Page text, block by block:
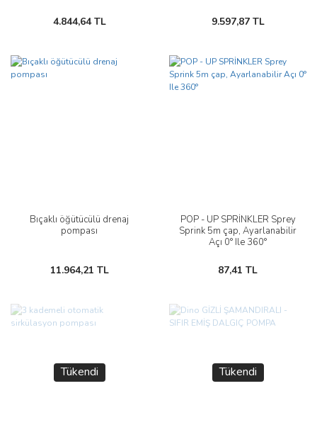
4.844,64 TL 9.597,87 TL
Bıçaklı öğütücülü drenaj
pompası
11.964,21 TL
POP - UP SPRİNKLER Sprey
Sprink 5m çap, Ayarlanabilir
Açı 0° Ile 360°
87,41 TL
Tükendi Tükendi